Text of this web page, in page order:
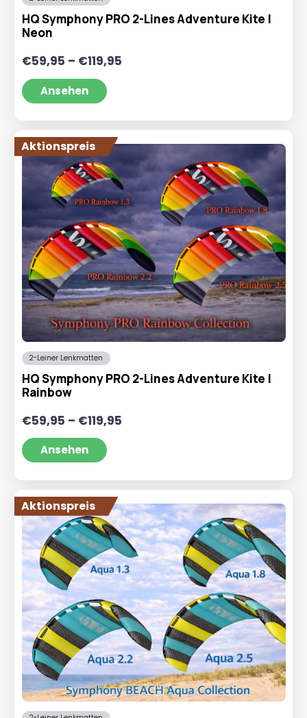
Drachen kannst du direkt in unserem Online-
Drachenshop bestellen.
HQ Symphony PRO 2-Lines Adventure Kite |
Neon
€59,95 – €119,95Preisspanne:
Ansehen
Aktionspreis
2-Leiner Lenkmatten
HQ Symphony PRO 2-Lines Adventure Kite |
Rainbow
€59,95 – €119,95Preisspanne:
Ansehen
Aktionspreis